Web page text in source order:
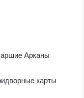
Арканы
карты